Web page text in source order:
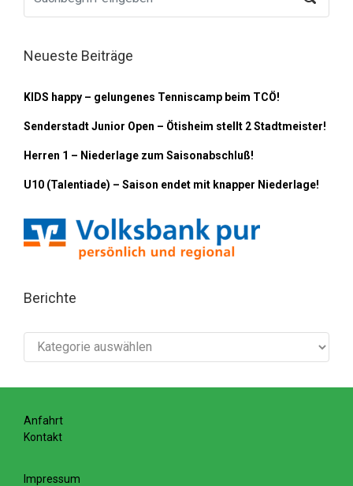
Neueste Beiträge
KIDS happy – gelungenes Tenniscamp beim TCÖ!
Senderstadt Junior Open – Ötisheim stellt 2 Stadtmeister!
Herren 1 – Niederlage zum Saisonabschluß!
U10 (Talentiade) – Saison endet mit knapper Niederlage!
Berichte
Berichte
Anfahrt
Kontakt
Impressum